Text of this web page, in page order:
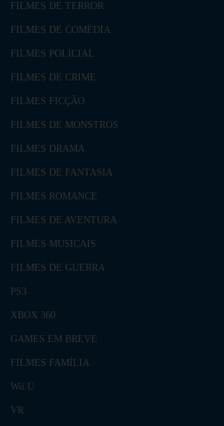
FILMES DE TERROR
FILMES DE COMÉDIA
FILMES POLICIAL
FILMES DE CRIME
FILMES FICÇÃO
FILMES DE MONSTROS
FILMES DRAMA
FILMES DE FANTASIA
FILMES ROMANCE
FILMES DE AVENTURA
FILMES MUSICAIS
FILMES DE GUERRA
PS3
XBOX 360
GAMES EM BREVE
FILMES FAMÍLIA
Wii U
VR